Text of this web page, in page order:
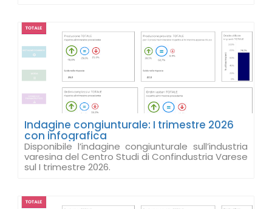
Indagine congiunturale: I trimestre 2026
con infografica
Disponibile l’indagine congiunturale sull’industria
varesina del Centro Studi di Confindustria Varese
sul I trimestre 2026.